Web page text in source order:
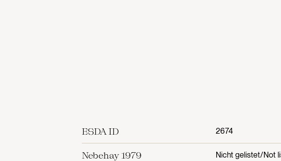
ESDA ID 2674
Nebehay 1979 Nicht gelistet/Not